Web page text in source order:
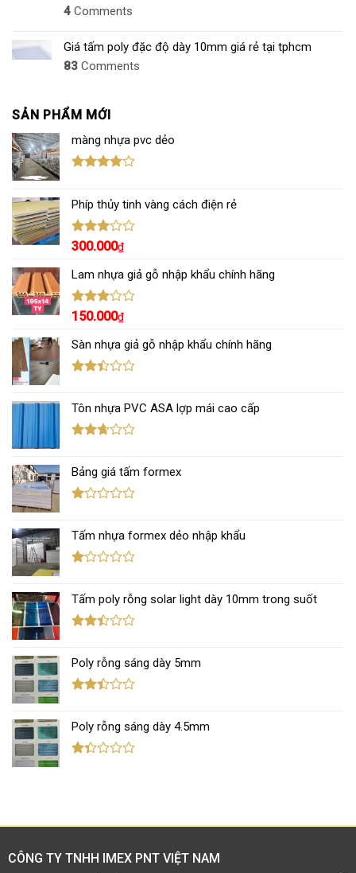
4 Comments
Giá tấm poly đặc độ dày 10mm giá rẻ tại tphcm
83 Comments
SẢN PHẨM MỚI
màng nhựa pvc dẻo
4.00 5
sao
Phíp thủy tinh vàng cách điện rẻ
Được
hạng
3.00 5
sao
300.000₫
Lam nhựa giả gỗ nhập khẩu chính hãng
Được
hạng
3.00 5
sao
150.000₫
Sàn nhựa giả gỗ nhập khẩu chính hãng
hạng
2.43
5 sao
Tôn nhựa PVC ASA lợp mái cao cấp
hạng
2.67
5 sao
Bảng giá tấm formex
hạng
1.12
5
Tấm nhựa formex dẻo nhập khẩu
hạng
1.11
5
Tấm poly rỗng solar light dày 10mm trong suốt
hạng
2.38
5 sao
Poly rỗng sáng dày 5mm
hạng
2.40
5 sao
Poly rỗng sáng dày 4.5mm
sao
CÔNG TY TNHH IMEX PNT VIỆT NAM